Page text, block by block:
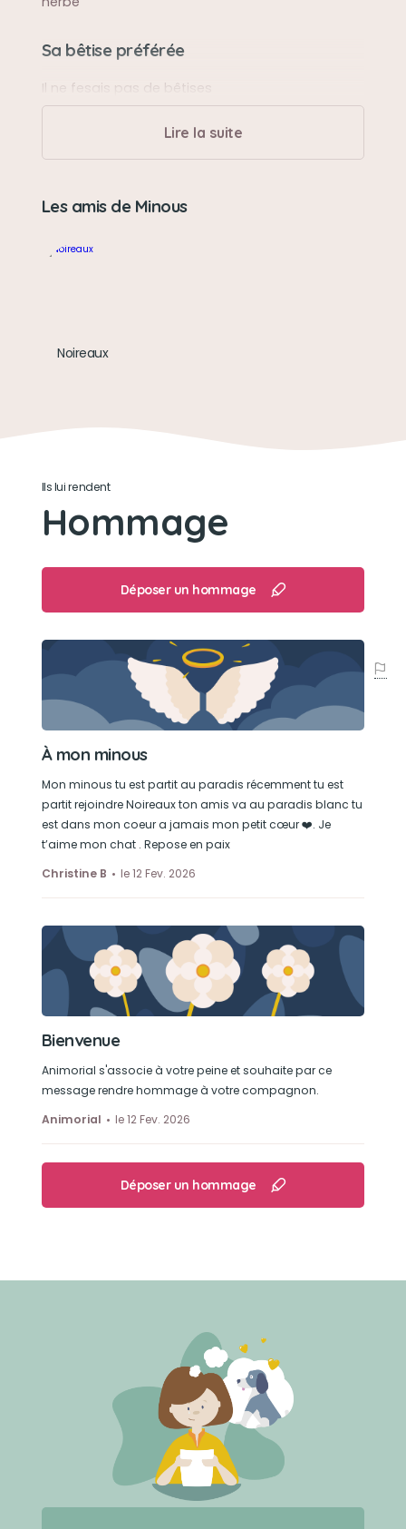
Créer un mémorial
Sa bêtise préférée
Il ne fesais pas de bêtises
tranquillité il était très sociable
Son jouet préféré
Son loisir préféré
dormaient toujours ensemble 🥰🥰🐈🐈‍⬛
Lire la suite
Les amis de Minous
Noireaux
Ils lui rendent
Hommage
Déposer un hommage
À mon minous
Mon minous tu est partit au paradis récemment tu est
partit rejoindre Noireaux ton amis va au paradis blanc tu
est dans mon coeur a jamais mon petit cœur ❤️. Je
t’aime mon chat . Repose en paix
Christine B
le 12 Fev. 2026
Bienvenue
Animorial s'associe à votre peine et souhaite par ce
message rendre hommage à votre compagnon.
Animorial
le 12 Fev. 2026
Déposer un hommage